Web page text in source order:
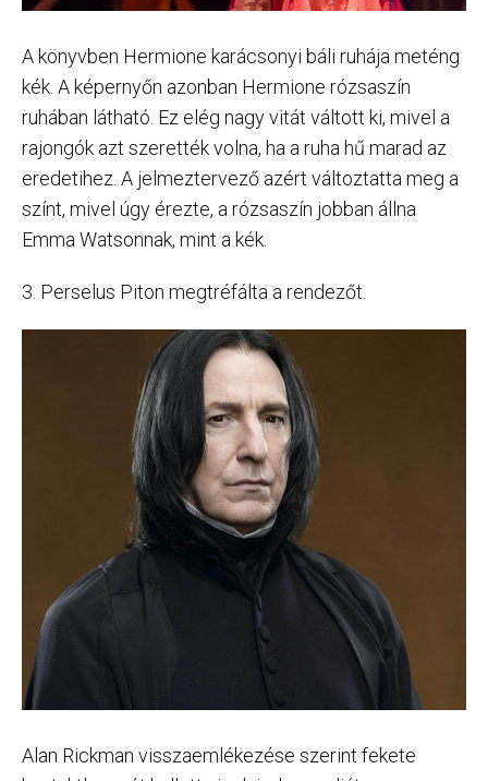
A könyvben Hermione karácsonyi báli ruhája meténg
kék. A képernyőn azonban Hermione rózsaszín
ruhában látható. Ez elég nagy vitát váltott ki, mivel a
rajongók azt szerették volna, ha a ruha hű marad az
eredetihez. A jelmeztervező azért változtatta meg a
színt, mivel úgy érezte, a rózsaszín jobban állna
Emma Watsonnak, mint a kék.
3. Perselus Piton megtréfálta a rendezőt.
Alan Rickman visszaemlékezése szerint fekete